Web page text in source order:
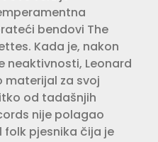
bendovi The
Kada je, nakon
neaktivnosti, Leonard
materijal za svoj
od tadašnjih
nije polagao
folk pjesnika čija je